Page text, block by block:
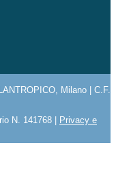
Milano | C.F.
N. 141768 | Privacy e